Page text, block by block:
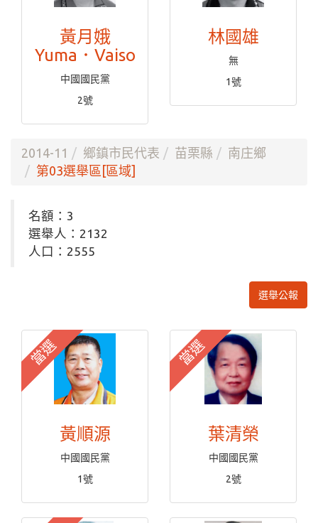
黃月娥
Yuma．Vaiso
中國國民黨
2號
林國雄
無
1號
2014-11 鄉鎮市民代表 苗栗縣
南庄鄉
第03選舉區[區域]
名額：3
選舉人：2132
人口：2555
選舉公報
當選
黃順源
中國國民黨
1號
當選
葉清榮
中國國民黨
2號